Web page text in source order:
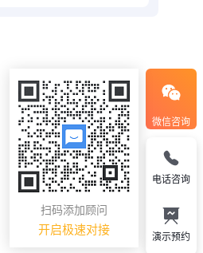
微信咨询
扫码添加顾问
开启极速对接
电话咨询
演示预约